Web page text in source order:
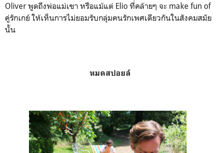
Oliver พูดถึงพ่อแม่เขา หรือแม้แต่ Elio ที่คล้ายๆ จะ make fun of
คู่รักเกย์ ให้เห็นการไม่ยอมรับกลุ่มคนรักเพศเดียวกันในสังคมสมัย
นั้น
หมดสปอยล์